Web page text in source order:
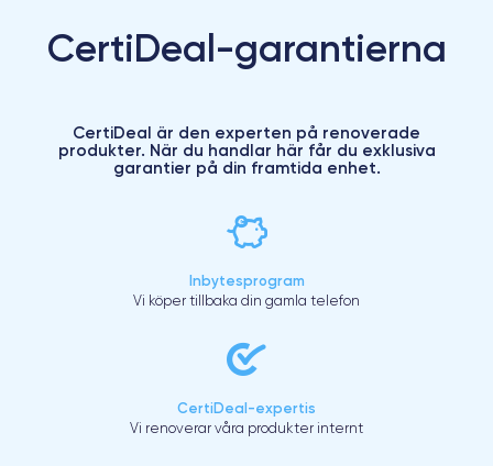
CertiDeal-garantierna
CertiDeal är den experten på renoverade
produkter. När du handlar här får du exklusiva
garantier på din framtida enhet.
Inbytesprogram
Vi köper tillbaka din gamla telefon
CertiDeal-expertis
Vi renoverar våra produkter internt